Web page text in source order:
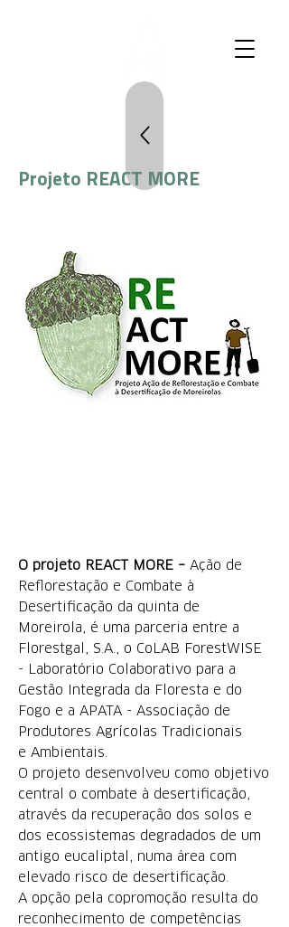
Projeto REACT MORE
O projeto REACT MORE – Ação de
Reflorestação e Combate à
Desertificação da quinta de
Moreirola, é uma parceria entre a
Florestgal, S.A., o CoLAB ForestWISE
- Laboratório Colaborativo para a
Gestão Integrada da Floresta e do
Fogo e a APATA - Associação de
Produtores Agrícolas Tradicionais
e Ambientais.
O projeto desenvolveu como objetivo
central o combate à desertificação,
através da recuperação dos solos e
dos ecossistemas degradados de um
antigo eucaliptal, numa área com
elevado risco de desertificação.
A opção pela copromoção resulta do
reconhecimento de competências